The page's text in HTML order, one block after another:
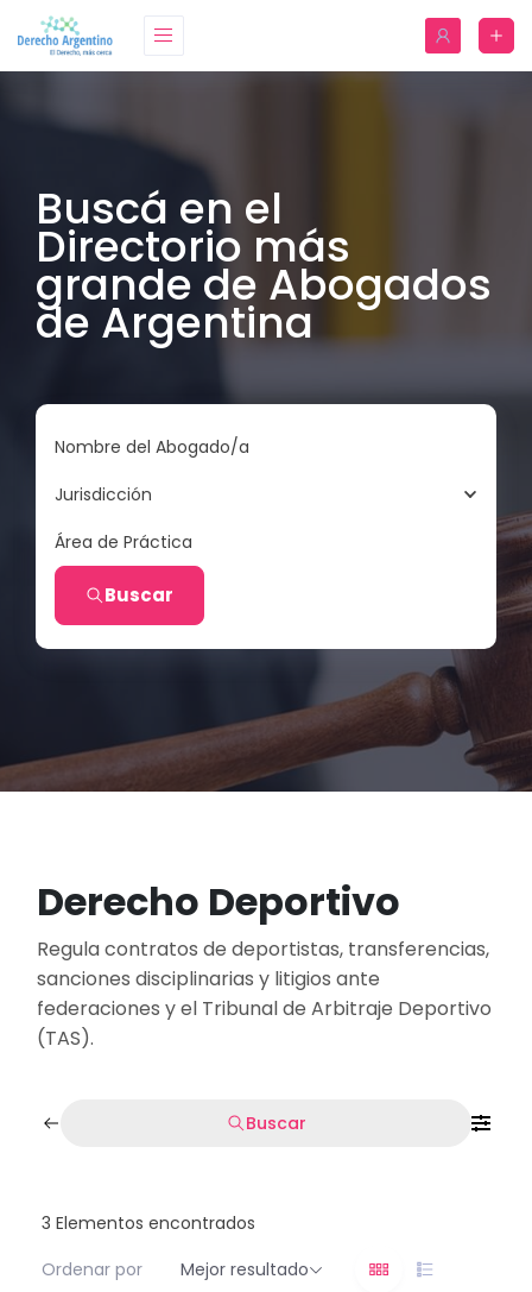
Buscá en el
Directorio más
grande de Abogados
de Argentina
Nombre del Abogado/a
Jurisdicción
Área de Práctica
Buscar
Derecho Deportivo
Regula contratos de deportistas, transferencias,
sanciones disciplinarias y litigios ante
federaciones y el Tribunal de Arbitraje Deportivo
(TAS).
Buscar
3 Elementos encontrados
Ordenar por
Mejor resultado